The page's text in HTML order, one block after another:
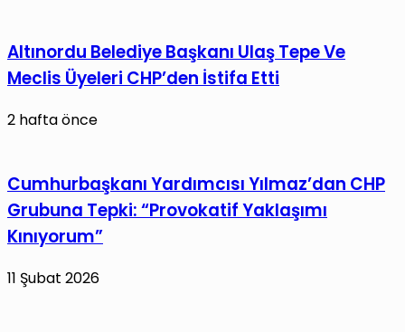
Altınordu Belediye Başkanı Ulaş Tepe Ve
Meclis Üyeleri CHP’den İstifa Etti
2 hafta önce
Cumhurbaşkanı Yardımcısı Yılmaz’dan CHP
Grubuna Tepki: “Provokatif Yaklaşımı
Kınıyorum”
11 Şubat 2026